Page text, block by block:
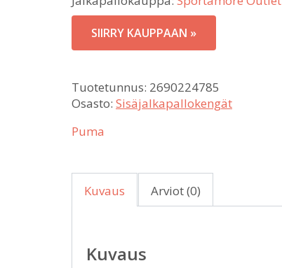
54,90 €.
on:
27,90 €.
SIIRRY KAUPPAAN »
Tuotetunnus: 2690224785
Osasto: Sisäjalkapallokengät
Puma
Kuvaus Arviot (0)
Kuvaus